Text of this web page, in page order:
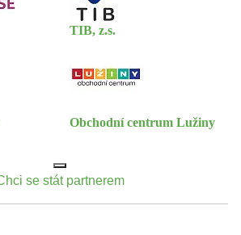
TIB, z.s.
Obchodní centrum Lužiny
se stát partnerem